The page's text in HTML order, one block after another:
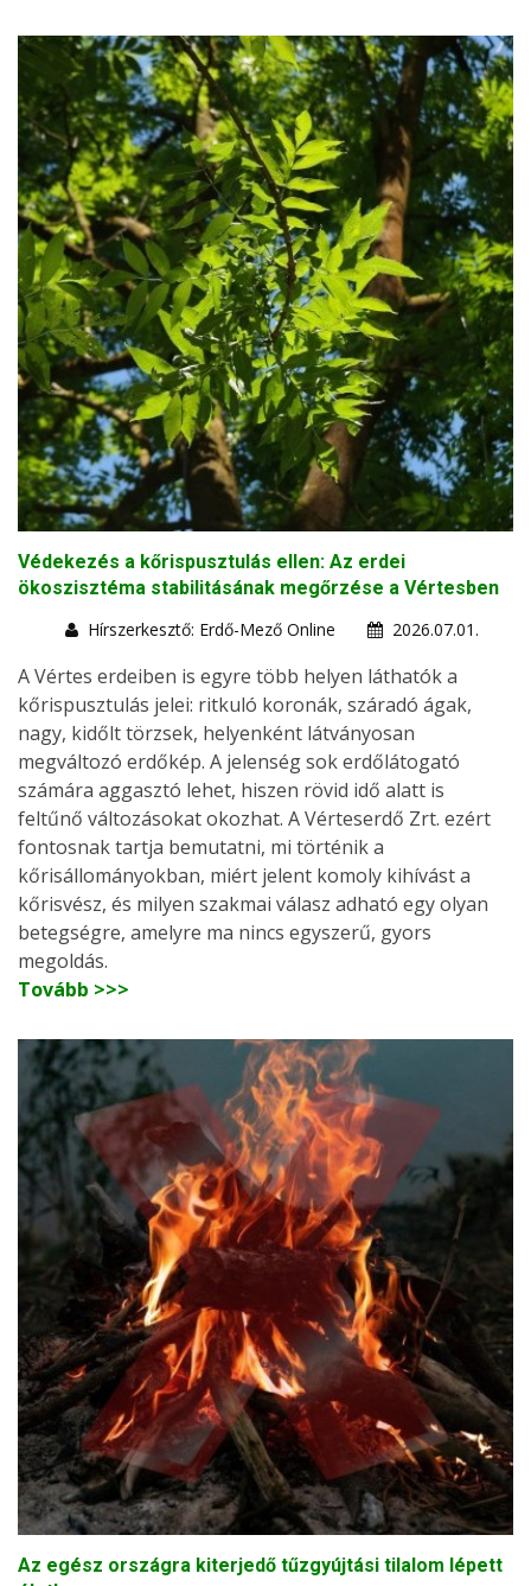
Védekezés a kőrispusztulás ellen: Az erdei
ökoszisztéma stabilitásának megőrzése a Vértesben
Hírszerkesztő: Erdő-Mező Online
2026.07.01.
A Vértes erdeiben is egyre több helyen láthatók a
kőrispusztulás jelei: ritkuló koronák, száradó ágak,
nagy, kidőlt törzsek, helyenként látványosan
megváltozó erdőkép. A jelenség sok erdőlátogató
számára aggasztó lehet, hiszen rövid idő alatt is
feltűnő változásokat okozhat. A Vérteserdő Zrt. ezért
fontosnak tartja bemutatni, mi történik a
kőrisállományokban, miért jelent komoly kihívást a
kőrisvész, és milyen szakmai válasz adható egy olyan
betegségre, amelyre ma nincs egyszerű, gyors
megoldás.
Tovább >>>
Az egész országra kiterjedő tűzgyújtási tilalom lépett